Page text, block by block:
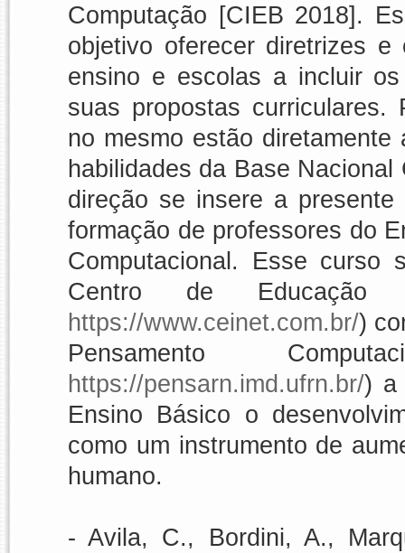
Computação [CIEB 2018].
objetivo oferecer diretrizes
ensino e escolas a incluir
suas propostas curriculares.
no mesmo estão
habilidades da Base
direção se insere a
formação de professores do
Computacional. Esse curso
Centro de Educação
https://www.ceinet.com.br/)
Pensamento
https://pensarn.imd.ufrn.br/) a
Ensino Básico o
como um instrumento de
humano.
- Avila, C., Bordini, A.,